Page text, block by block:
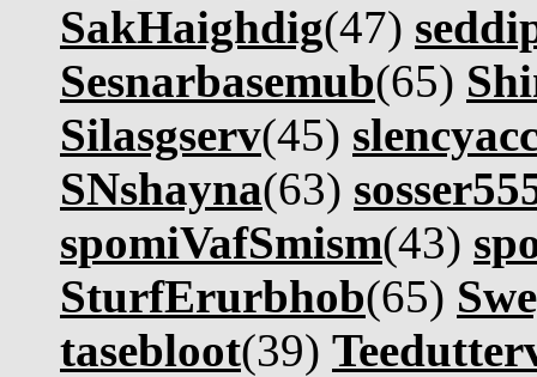
SakHaighdig(47)
Sesnarbasemub(65)
Silasgserv(45)
SNshayna(63)
spomiVafSmism(43)
SturfErurbhob(65)
tasebloot(39)